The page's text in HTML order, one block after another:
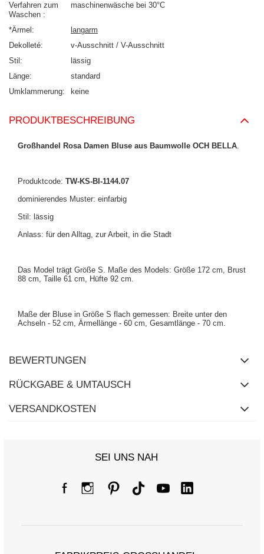
Verfahren zum
Waschen
maschinenwäsche bei 30°C
*Ärmel
langarm
Dekolleté
v-Ausschnitt / V-Ausschnitt
Stil
lässig
Länge
standard
Umklammerung
keine
PRODUKTBESCHREIBUNG
Großhandel Rosa Damen Bluse aus Baumwolle OCH BELLA.
Produktcode: TW-KS-BI-1144.07
dominierendes Muster: einfarbig
Stil: lässig
Anlass: für den Alltag, zur Arbeit, in die Stadt
Das Model trägt Größe S. Maße des Models: Größe 172 cm, Brust
88 cm, Taille 61 cm, Hüfte 92 cm.
Maße der Bluse in Größe S flach gemessen: Breite unter den
Achseln - 52 cm, Ärmellänge - 60 cm, Gesamtlänge - 70 cm.
BEWERTUNGEN
RÜCKGABE & UMTAUSCH
VERSANDKOSTEN
SEI UNS NAH